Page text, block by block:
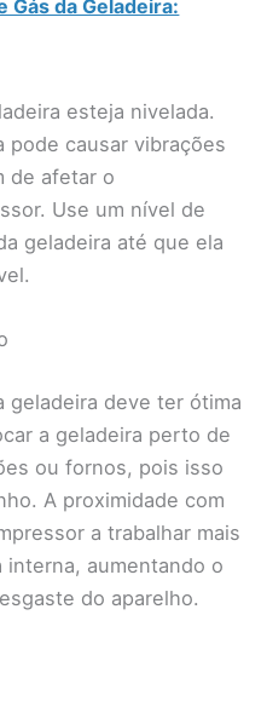
Gás da Geladeira:
esteja nivelada.
pode causar vibrações
de afetar o
Use um nível de
geladeira até que ela
geladeira deve ter ótima
a geladeira perto de
ou fornos, pois isso
A proximidade com
a trabalhar mais
interna, aumentando o
do aparelho.